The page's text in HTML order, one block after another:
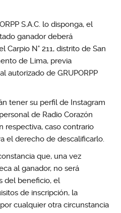
S.A.C. lo disponga, el
ganador deberá
Carpio N° 211, distrito de San
de Lima, previa
autorizado de GRUPORPP
tener su perfil de Instagram
de Radio Corazón
respectiva, caso contrario
el derecho de descalificarlo.
que, una vez
al ganador, no será
del beneficio, el
de inscripción, la
cualquier otra circunstancia